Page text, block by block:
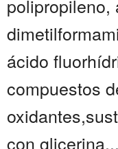
polipropileno,
ácido
compuestos
con